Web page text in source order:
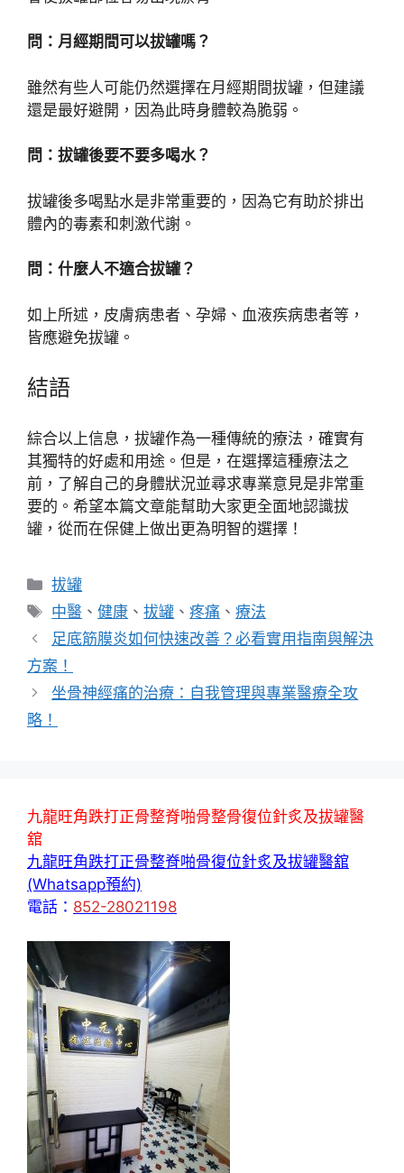
問：月經期間可以拔罐嗎？
雖然有些人可能仍然選擇在月經期間拔罐，但建議
還是最好避開，因為此時身體較為脆弱。
問：拔罐後要不要多喝水？
拔罐後多喝點水是非常重要的，因為它有助於排出
體內的毒素和刺激代謝。
問：什麼人不適合拔罐？
如上所述，皮膚病患者、孕婦、血液疾病患者等，
皆應避免拔罐。
結語
綜合以上信息，拔罐作為一種傳統的療法，確實有
其獨特的好處和用途。但是，在選擇這種療法之
前，了解自己的身體狀況並尋求專業意見是非常重
要的。希望本篇文章能幫助大家更全面地認識拔
罐，從而在保健上做出更為明智的選擇！
分
類
拔罐
標
籤
中醫 、健康 、拔罐 、疼痛 、療法
足底筋膜炎如何快速改善？必看實用指南與解決
方案！
坐骨神經痛的治療：自我管理與專業醫療全攻
略！
九龍旺角跌打正骨整脊啪骨整骨復位針炙及拔罐醫
舘
九龍旺角跌打正骨整脊啪骨復位針炙及拔罐醫舘
(Whatsapp預約)
電話： 852-28021198